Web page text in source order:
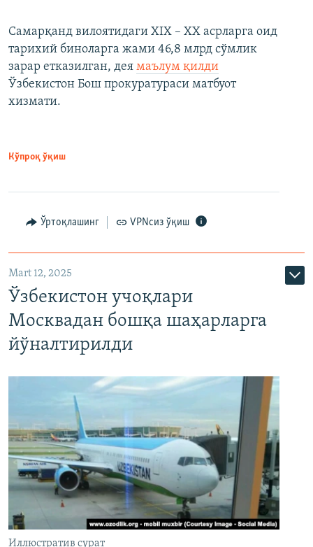
Самарқанд вилоятидаги XIX – XX асрларга оид
тарихий биноларга жами 46,8 млрд сўмлик
зарар етказилган, дея маълум қилди
Ўзбекистон Бош прокуратураси матбуот
хизмати.
Кўпроқ ўқиш
Ўртоқлашинг VPNсиз ўқиш
Mart 12, 2025
Ўзбекистон учоқлари
Москвадан бошқа шаҳарларга
йўналтирилди
Иллюстратив сурат